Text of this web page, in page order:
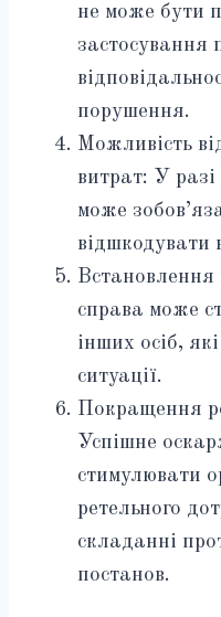
не може бути
застосування
порушення.
Можливість
витрат: У
може
відшкодувати
справа може
інших осіб,
ситуації.
Покращення
Успішне
стимулювати
ретельного
складанні
постанов.